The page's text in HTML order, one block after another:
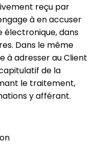
reçu par
à en accuser
électronique, dans
Dans le même
à adresser au Client
de la
le traitement,
y afférant.